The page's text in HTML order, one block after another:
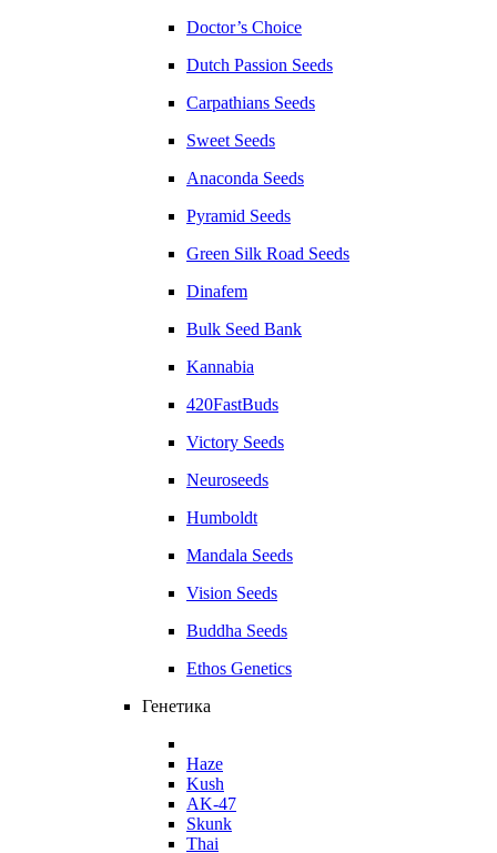
Doctor’s Choice
Dutch Passion Seeds
Carpathians Seeds
Sweet Seeds
Anaconda Seeds
Pyramid Seeds
Green Silk Road Seeds
Dinafem
Bulk Seed Bank
Kannabia
420FastBuds
Victory Seeds
Neuroseeds
Humboldt
Mandala Seeds
Vision Seeds
Buddha Seeds
Ethos Genetics
Генетика
Haze
Kush
AK-47
Skunk
Thai